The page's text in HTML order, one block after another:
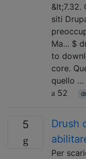
siti
Ma... $
to
core.
quello …
52
5
Drush
Per